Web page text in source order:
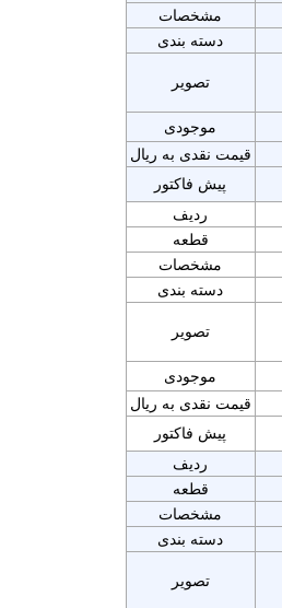
مشخصات
دسته بندی
تصویر
موجودی
قیمت نقدی به ریال
پیش فاکتور
ردیف
قطعه
مشخصات
دسته بندی
تصویر
موجودی
قیمت نقدی به ریال
پیش فاکتور
ردیف
قطعه
مشخصات
دسته بندی
تصویر